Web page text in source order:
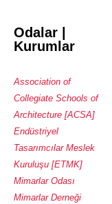
Odalar |
Kurumlar
Association of
Collegiate Schools of
Architecture [ACSA]
Endüstriyel
Tasarımcılar Meslek
Kuruluşu [ETMK]
Mimarlar Odası
Mimarlar Derneği